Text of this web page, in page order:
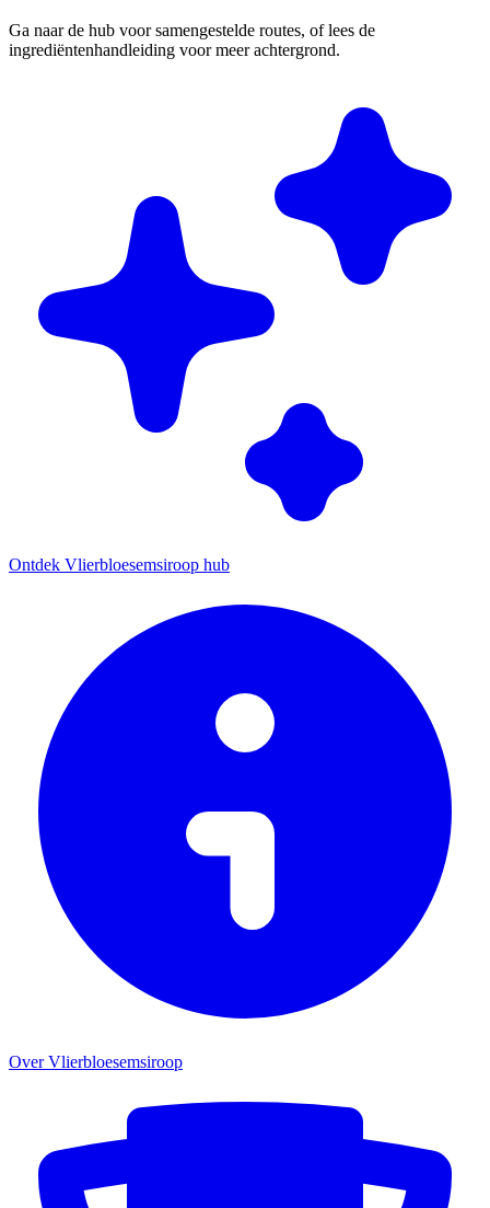
Ga naar de hub voor samengestelde routes, of lees de
ingrediëntenhandleiding voor meer achtergrond.
Ontdek Vlierbloesemsiroop hub
Over Vlierbloesemsiroop